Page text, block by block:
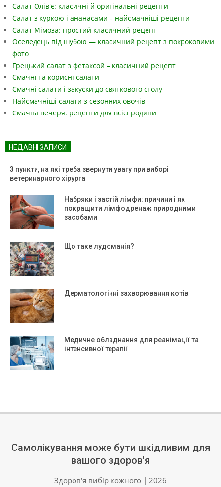
Салат Олів'є: класичні й оригінальні рецепти
Салат з куркою і ананасами – найсмачніші рецепти
Салат Мімоза: простий класичний рецепт
Оселедець під шубою — класичний рецепт з покроковими
фото
Грецький салат з фетаксой – класичний рецепт
Смачні та корисні салати
Смачні салати і закуски до святкового столу
Найсмачніші салати з сезонних овочів
Смачна вечеря: рецепти для всієї родини
НЕДАВНІ ЗАПИСИ
3 пункти, на які треба звернути увагу при виборі
ветеринарного хірурга
Набряки і застій лімфи: причини і як
покращити лімфодренаж природними
засобами
Що таке лудоманія?
Дерматологічні захворювання котів
Медичне обладнання для реанімації та
інтенсивної терапії
Самолікування може бути шкідливим для
вашого здоров'я
Здоров'я вибір кожного | 2026